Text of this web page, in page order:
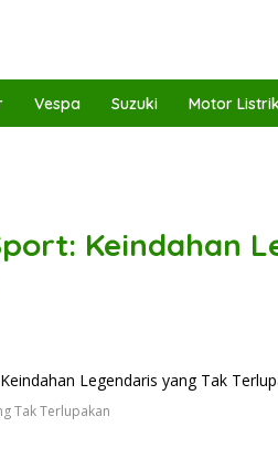
Vespa Suzuki Motor Listrik
Keindahan
Tak Terlupakan